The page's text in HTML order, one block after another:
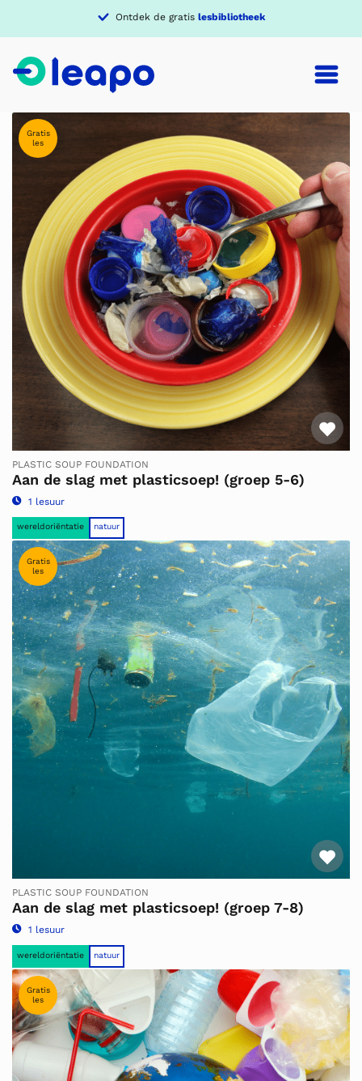
Ontdek de gratis lesbibliotheek
Gratis
les
PLASTIC SOUP FOUNDATION
Aan de slag met plasticsoep! (groep 5-6)
1 lesuur
wereldoriëntatie natuur
Gratis
les
PLASTIC SOUP FOUNDATION
Aan de slag met plasticsoep! (groep 7-8)
1 lesuur
wereldoriëntatie natuur
Gratis
les